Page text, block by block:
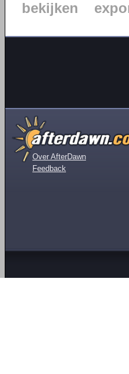
bekijken
Over AfterDawn
Feedback